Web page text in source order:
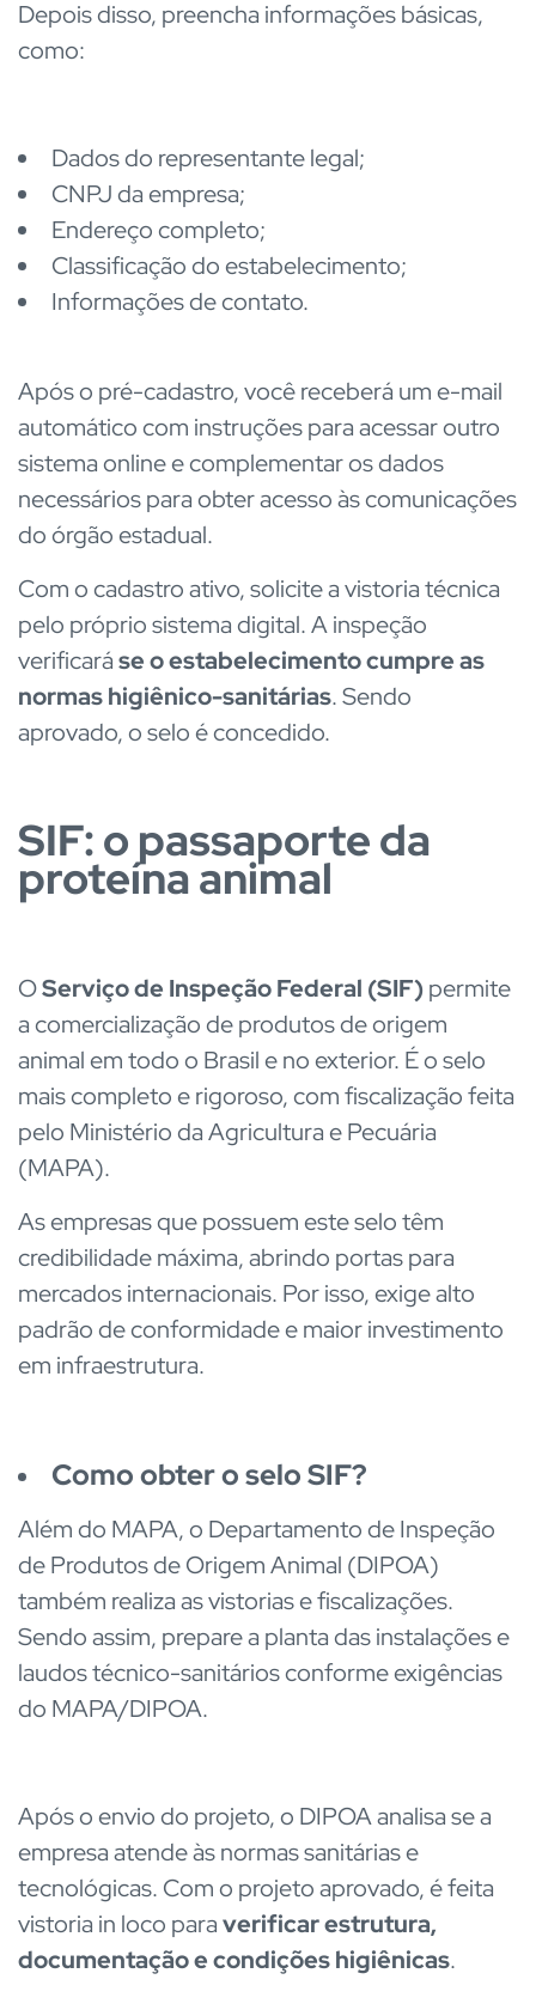
Depois disso, preencha informações básicas,
como:
Dados do representante legal;
CNPJ da empresa;
Endereço completo;
Classificação do estabelecimento;
Informações de contato.
Após o pré-cadastro, você receberá um e-mail
automático com instruções para acessar outro
sistema online e complementar os dados
necessários para obter acesso às comunicações
do órgão estadual.
Com o cadastro ativo, solicite a vistoria técnica
pelo próprio sistema digital. A inspeção
verificaráse o estabelecimento cumpre as
normas higiênico-sanitárias. Sendo
aprovado, o selo é concedido.
SIF: o passaporte da
proteína animal
OServiço de Inspeção Federal (SIF)permite
a comercialização de produtos de origem
animal em todo o Brasil e no exterior. É o selo
mais completo e rigoroso, com fiscalização feita
pelo Ministério da Agricultura e Pecuária
(MAPA).
As empresas que possuem este selo têm
credibilidade máxima, abrindo portas para
mercados internacionais. Por isso, exige alto
padrão de conformidade e maior investimento
em infraestrutura.
Como obter o selo SIF?
Além do MAPA, o Departamento de Inspeção
de Produtos de Origem Animal (DIPOA)
também realiza as vistorias e fiscalizações.
Sendo assim, prepare a planta das instalações e
laudos técnico-sanitários conforme exigências
do MAPA/DIPOA.
Após o envio do projeto, o DIPOA analisa se a
empresa atende às normas sanitárias e
tecnológicas. Com o projeto aprovado, é feita
vistoria in loco paraverificar estrutura,
documentação e condições higiênicas.